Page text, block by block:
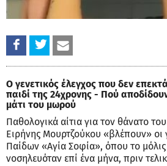
Ο γενετικός έλεγχος που δεν
παιδί της 24χρονης - Πού
μάτι του μωρού
Παθολογικά αίτια για τον θάνατο
Ειρήνης Μουρτζούκου «βλέπουν» οι
Παίδων «Αγία Σοφία», όπου το
νοσηλευόταν επί ένα μήνα, πριν